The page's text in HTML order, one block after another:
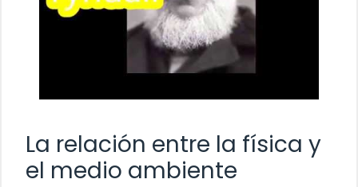
La relación entre la física y
el medio ambiente